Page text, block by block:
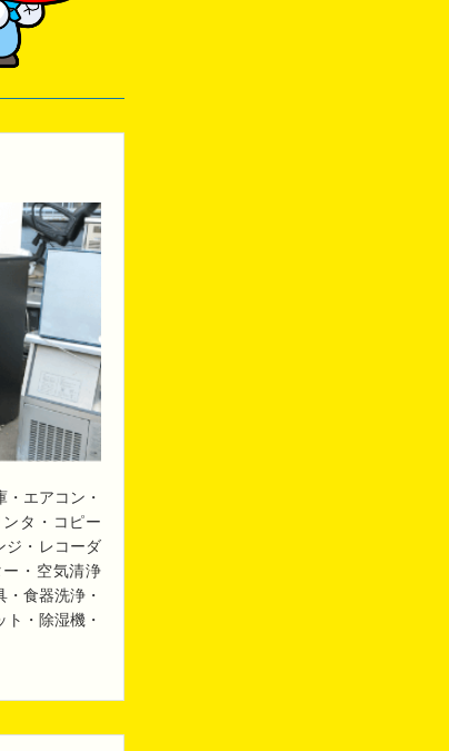
エアコン・
タ・コピー
ジ・レコーダ
・空気清浄
食器洗浄・
・除湿機・